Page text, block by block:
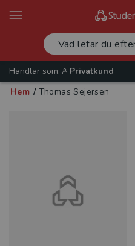
Handlar som:
Privatkund
Hem / Thomas Sejersen